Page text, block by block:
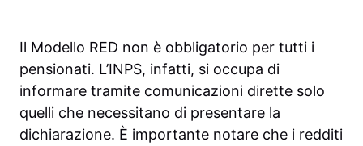
Il Modello RED non è obbligatorio per tutti i
pensionati. L’INPS, infatti, si occupa di
informare tramite comunicazioni dirette solo
quelli che necessitano di presentare la
dichiarazione. È importante notare che i redditi